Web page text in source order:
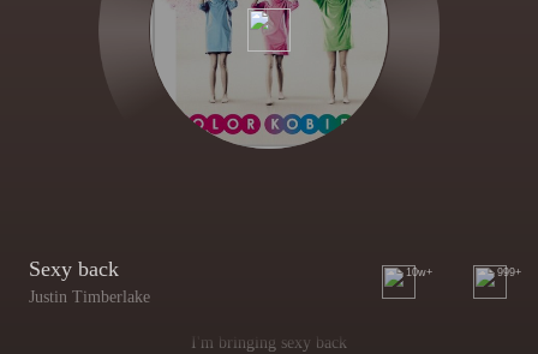
Sexy back
Justin Timberlake
10w+ 999+
I'm bringing sexy back